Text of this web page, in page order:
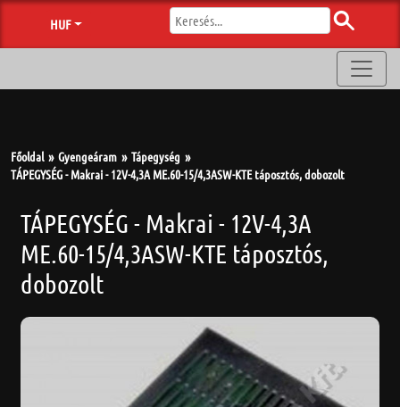
HUF
Főoldal Gyengeáram
Tápegység
TÁPEGYSÉG - Makrai - 12V-4,3A ME.60-15/4,3ASW-KTE táposztós, dobozolt
TÁPEGYSÉG - Makrai - 12V-4,3A
ME.60-15/4,3ASW-KTE táposztós,
dobozolt